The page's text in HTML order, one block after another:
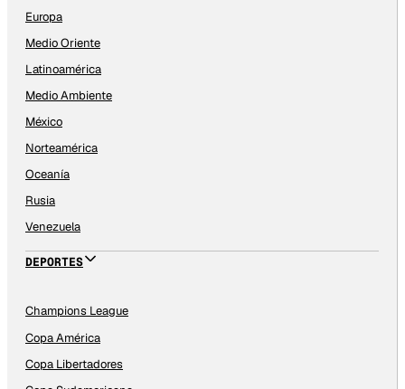
Europa
Medio Oriente
Latinoamérica
Medio Ambiente
México
Norteamérica
Oceanía
Rusia
Venezuela
DEPORTES
Champions League
Copa América
Copa Libertadores